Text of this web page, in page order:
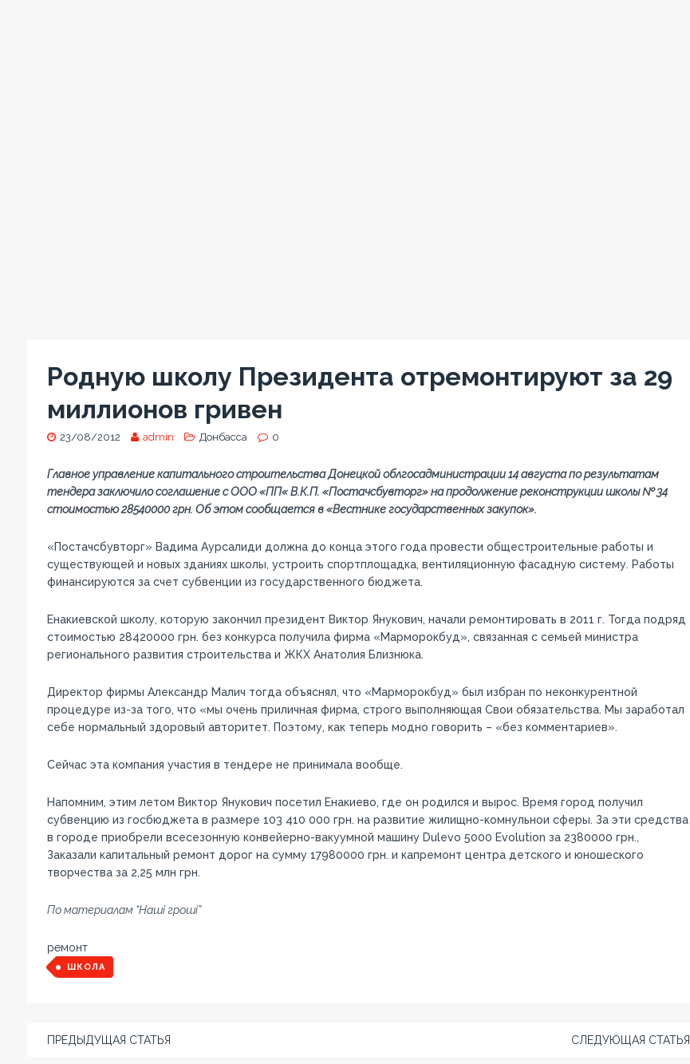
Родную школу Президента отремонтируют за 29
миллионов гривен
23/08/2012 admin Донбасса 0
Главное управление капитального строительства Донецкой облгосадминистрации 14 августа по результатам
тендера заключило соглашение с ООО «ПП« В.К.П. «Постачсбувторг» на продолжение реконструкции школы № 34
стоимостью 28540000 грн. Об этом сообщается в «Вестнике государственных закупок».
«Постачсбувторг» Вадима Аурсалиди должна до конца этого года провести общестроительные работы и
существующей и новых зданиях школы, устроить спортплощадка, вентиляционную фасадную систему. Работы
финансируются за счет субвенции из государственного бюджета.
Енакиевской школу, которую закончил президент Виктор Янукович, начали ремонтировать в 2011 г. Тогда подряд
стоимостью 28420000 грн. без конкурса получила фирма «Марморокбуд», связанная с семьей министра
регионального развития строительства и ЖКХ Анатолия Близнюка.
Директор фирмы Александр Малич тогда объяснял, что «Марморокбуд» был избран по неконкурентной
процедуре из-за того, что «мы очень приличная фирма, строго выполняющая Свои обязательства. Мы заработал
себе нормальный здоровый авторитет. Поэтому, как теперь модно говорить – «без комментариев».
Сейчас эта компания участия в тендере не принимала вообще.
Напомним, этим летом Виктор Янукович посетил Енакиево, где он родился и вырос. Время город получил
субвенцию из госбюджета в размере 103 410 000 грн. на развитие жилищно-комнульнои сферы. За эти средства
в городе приобрели всесезонную конвейерно-вакуумной машину Dulevo 5000 Evolution за 2380000 грн.,
Заказали капитальный ремонт дорог на сумму 17980000 грн. и капремонт центра детского и юношеского
творчества за 2,25 млн грн.
По материалам “Наші гроші”
ремонт
ШКОЛА
ПРЕДЫДУЩАЯ СТАТЬЯ СЛЕДУЮЩАЯ СТАТЬЯ